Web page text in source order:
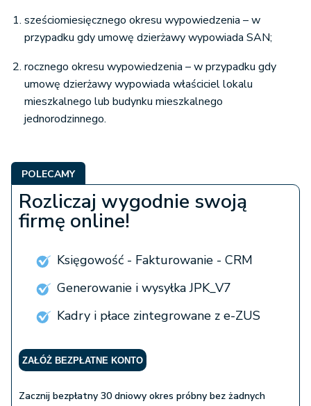
sześciomiesięcznego okresu wypowiedzenia – w
przypadku gdy umowę dzierżawy wypowiada SAN;
rocznego okresu wypowiedzenia – w przypadku gdy
umowę dzierżawy wypowiada właściciel lokalu
mieszkalnego lub budynku mieszkalnego
jednorodzinnego.
POLECAMY
Rozliczaj wygodnie swoją
firmę online!
Księgowość - Fakturowanie - CRM
Generowanie i wysyłka JPK_V7
Kadry i płace zintegrowane z e-ZUS
ZAŁÓŻ BEZPŁATNE KONTO
Zacznij bezpłatny 30 dniowy okres próbny bez żadnych